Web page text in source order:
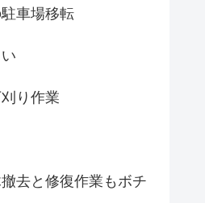
車場移転
り作業
去と修復作業もボチ